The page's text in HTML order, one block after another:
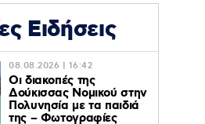
Ειδήσεις
08.08.2026 | 16:42
Οι διακοπές της
Δούκισσας Νομικού στην
Πολυνησία με τα παιδιά
της – Φωτογραφίες